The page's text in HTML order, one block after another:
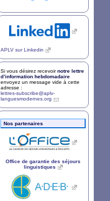
APLV sur Linkedin
Si vous désirez recevoirnotre lettre
d’information hebdomadaire
envoyez un message vide à cette
adresse :
lettres-subscribe@aplv-
languesmodernes.org
Nos partenaires
Office de garantie des séjours
linguistiques